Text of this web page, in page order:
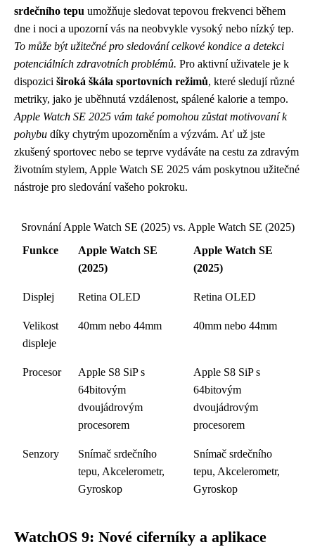
srdečního tepu umožňuje sledovat tepovou frekvenci během
dne i noci a upozorní vás na neobvykle vysoký nebo nízký tep.
To může být užitečné pro sledování celkové kondice a detekci
potenciálních zdravotních problémů. Pro aktivní uživatele je k
dispozici široká škála sportovních režimů, které sledují různé
metriky, jako je uběhnutá vzdálenost, spálené kalorie a tempo.
Apple Watch SE 2025 vám také pomohou zůstat motivovaní k
pohybu díky chytrým upozorněním a výzvám. Ať už jste
zkušený sportovec nebo se teprve vydáváte na cestu za zdravým
životním stylem, Apple Watch SE 2025 vám poskytnou užitečné
nástroje pro sledování vašeho pokroku.
Srovnání Apple Watch SE (2025) vs. Apple Watch SE (2025)
Funkce
Apple Watch SE
(2025)
Apple Watch SE
(2025)
Displej Retina OLED Retina OLED
Velikost
displeje
40mm nebo 44mm 40mm nebo 44mm
Procesor
Apple S8 SiP s
64bitovým
dvoujádrovým
procesorem
Apple S8 SiP s
64bitovým
dvoujádrovým
procesorem
Senzory
Snímač srdečního
tepu, Akcelerometr,
Gyroskop
Snímač srdečního
tepu, Akcelerometr,
Gyroskop
WatchOS 9: Nové ciferníky a aplikace